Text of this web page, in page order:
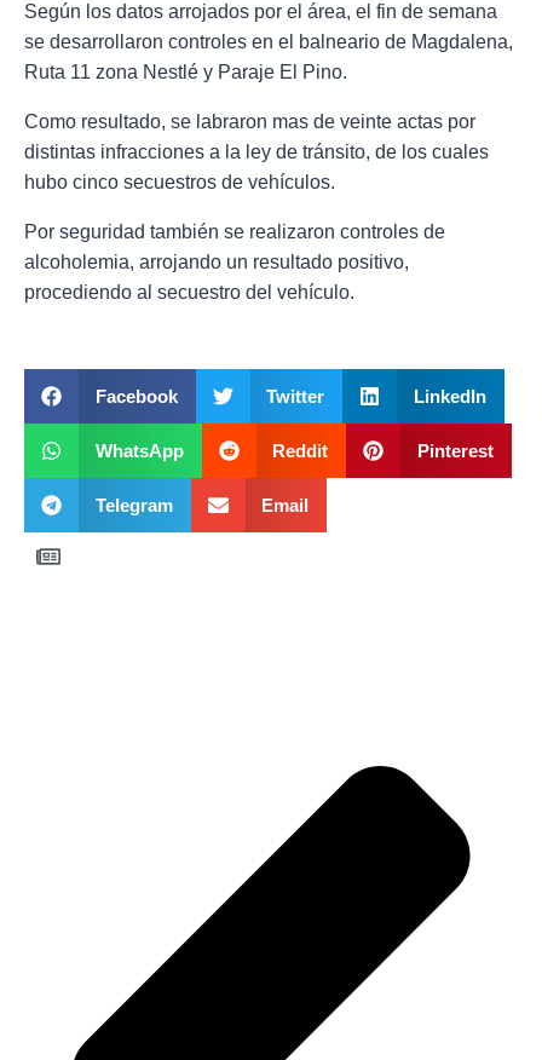
Según los datos arrojados por el área, el fin de semana
se desarrollaron controles en el balneario de Magdalena,
Ruta 11 zona Nestlé y Paraje El Pino.
Como resultado, se labraron mas de veinte actas por
distintas infracciones a la ley de tránsito, de los cuales
hubo cinco secuestros de vehículos.
Por seguridad también se realizaron controles de
alcoholemia, arrojando un resultado positivo,
procediendo al secuestro del vehículo.
Facebook Twitter LinkedIn
WhatsApp Reddit Pinterest
Telegram Email